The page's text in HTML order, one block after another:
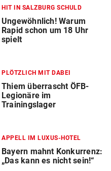
HIT IN SALZBURG SCHULD
Ungewöhnlich! Warum
Rapid schon um 18 Uhr
spielt
PLÖTZLICH MIT DABEI
Thiem überrascht ÖFB-
Legionäre im
Trainingslager
APPELL IM LUXUS-HOTEL
Bayern mahnt Konkurrenz:
„Das kann es nicht sein!“